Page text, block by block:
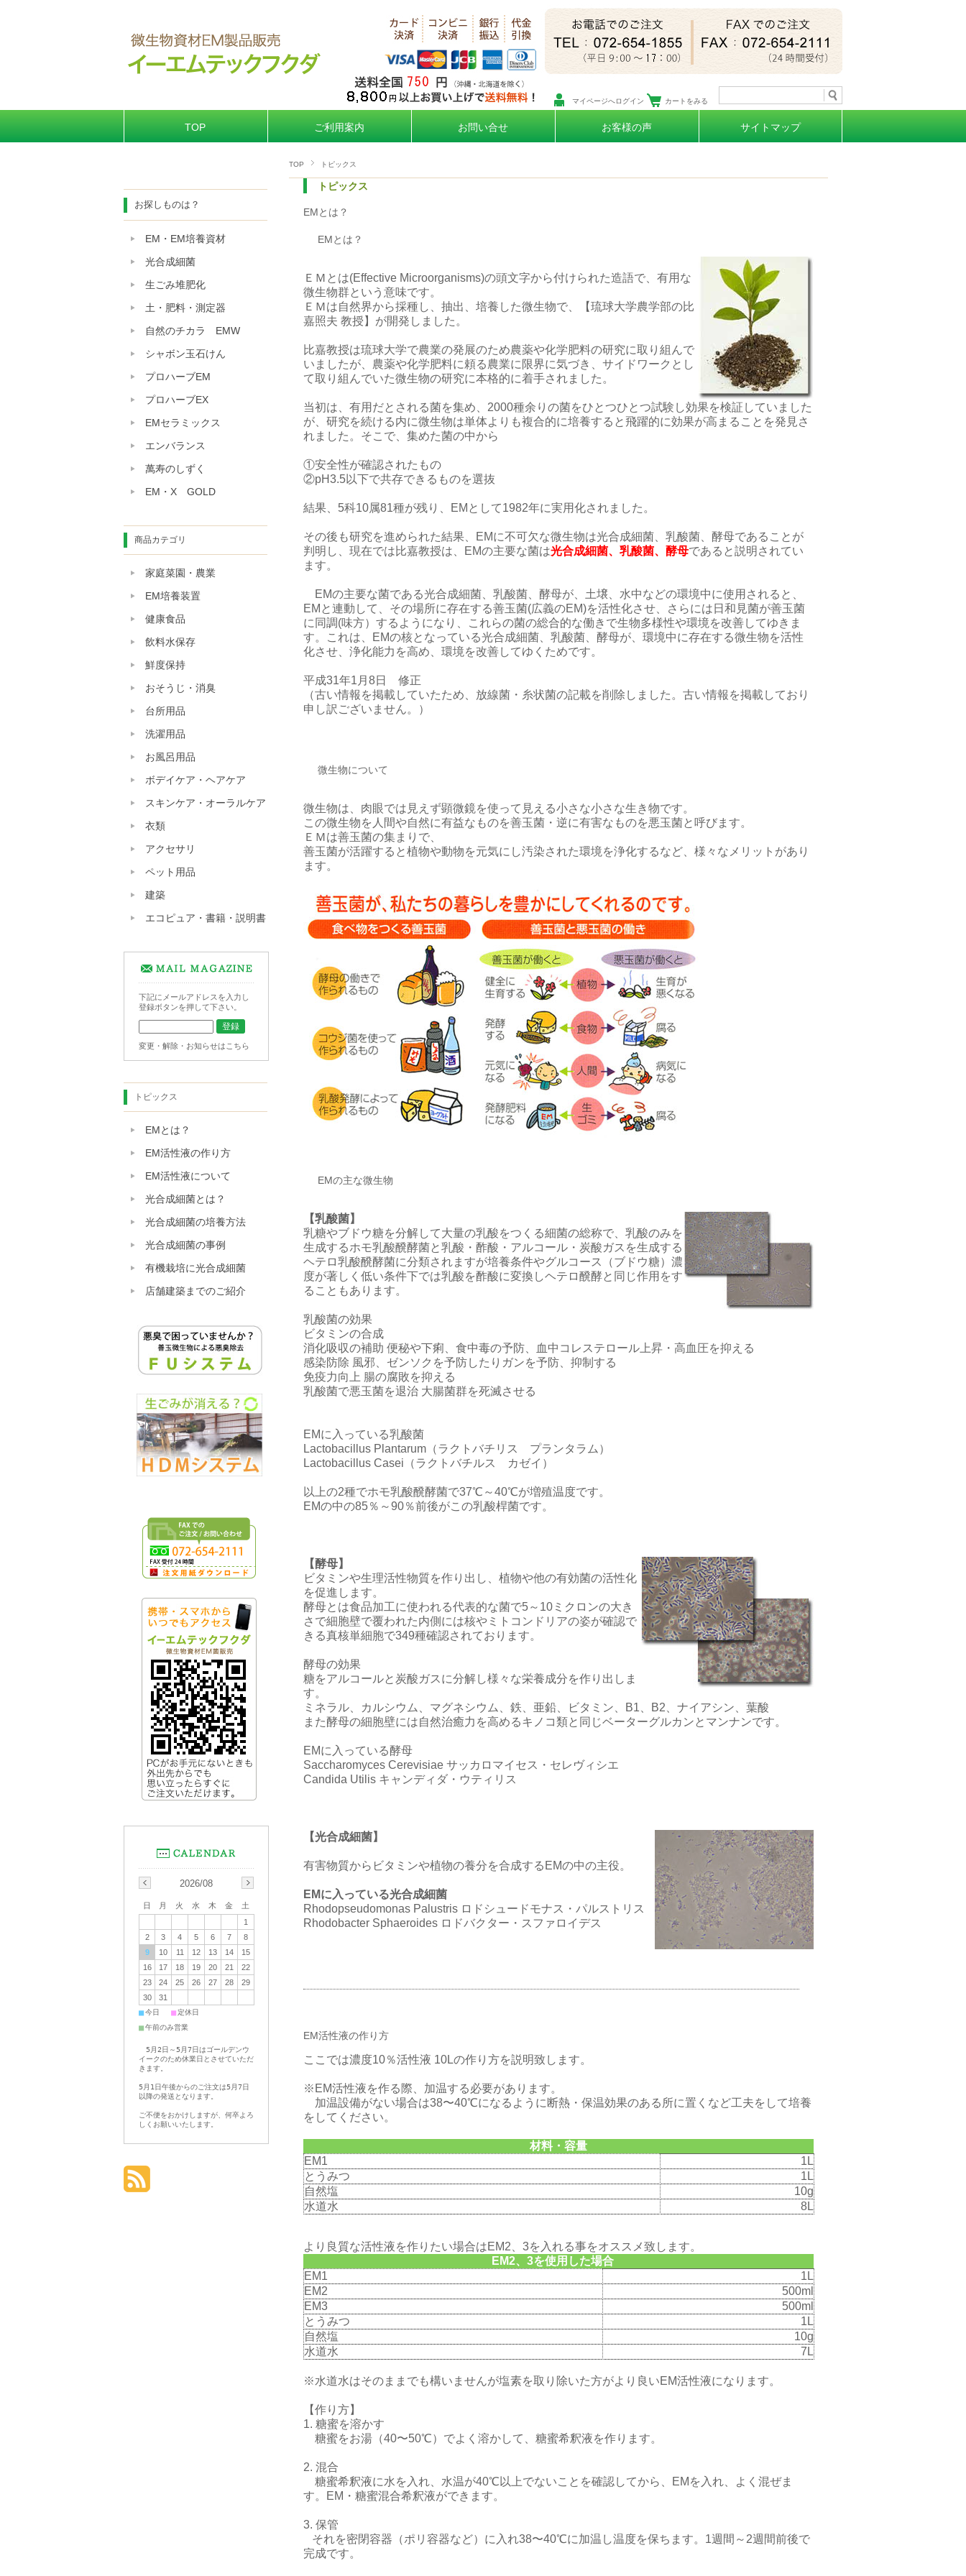
マイページへログイン カートをみる
TOP ご利用案内 お問い合せ お客様の声 サイトマップ
TOP トピックス
トピックス
EMとは？
EMとは？
ＥＭとは(Effective Microorganisms)の頭文字から付けられた造語で、有用な
微生物群という意味です。
ＥＭは自然界から採種し、抽出、培養した微生物で、【琉球大学農学部の比
嘉照夫 教授】が開発しました。
比嘉教授は琉球大学で農業の発展のため農薬や化学肥料の研究に取り組んで
いましたが、農薬や化学肥料に頼る農業に限界に気づき、サイドワークとし
て取り組んでいた微生物の研究に本格的に着手されました。
当初は、有用だとされる菌を集め、2000種余りの菌をひとつひとつ試験し効果を検証していました
が、研究を続ける内に微生物は単体よりも複合的に培養すると飛躍的に効果が高まることを発見さ
れました。そこで、集めた菌の中から
①安全性が確認されたもの
②pH3.5以下で共存できるものを選抜
結果、5科10属81種が残り、EMとして1982年に実用化されました。
その後も研究を進められた結果、EMに不可欠な微生物は光合成細菌、乳酸菌、酵母であることが
判明し、現在では比嘉教授は、EMの主要な菌は光合成細菌、乳酸菌、酵母であると説明されてい
ます。
EMの主要な菌である光合成細菌、乳酸菌、酵母が、土壌、水中などの環境中に使用されると、
EMと連動して、その場所に存在する善玉菌(広義のEM)を活性化させ、さらには日和見菌が善玉菌
に同調(味方）するようになり、これらの菌の総合的な働きで生物多様性や環境を改善してゆきま
す。これは、EMの核となっている光合成細菌、乳酸菌、酵母が、環境中に存在する微生物を活性
化させ、浄化能力を高め、環境を改善してゆくためです。
平成31年1月8日 修正
（古い情報を掲載していたため、放線菌・糸状菌の記載を削除しました。古い情報を掲載しており
申し訳ございません。）
微生物について
微生物は、肉眼では見えず顕微鏡を使って見える小さな小さな生き物です。
この微生物を人間や自然に有益なものを善玉菌・逆に有害なものを悪玉菌と呼びます。
ＥＭは善玉菌の集まりで、
善玉菌が活躍すると植物や動物を元気にし汚染された環境を浄化するなど、様々なメリットがあり
ます。
EMの主な微生物
【乳酸菌】
乳糖やブドウ糖を分解して大量の乳酸をつくる細菌の総称で、乳酸のみを
生成するホモ乳酸醗酵菌と乳酸・酢酸・アルコール・炭酸ガスを生成する
ヘテロ乳酸醗酵菌に分類されますが培養条件やグルコース（ブドウ糖）濃
度が著しく低い条件下では乳酸を酢酸に変換しヘテロ醗酵と同じ作用をす
ることもあります。
乳酸菌の効果
ビタミンの合成
消化吸収の補助 便秘や下痢、食中毒の予防、血中コレステロール上昇・高血圧を抑える
感染防除 風邪、ゼンソクを予防したりガンを予防、抑制する
免疫力向上 腸の腐敗を抑える
乳酸菌で悪玉菌を退治 大腸菌群を死滅させる
EMに入っている乳酸菌
Lactobacillus Plantarum（ラクトバチリス プランタラム）
Lactobacillus Casei（ラクトバチルス カゼイ）
以上の2種でホモ乳酸醗酵菌で37℃～40℃が増殖温度です。
EMの中の85％～90％前後がこの乳酸桿菌です。
【酵母】
ビタミンや生理活性物質を作り出し、植物や他の有効菌の活性化
を促進します。
酵母とは食品加工に使われる代表的な菌で5～10ミクロンの大き
さで細胞壁で覆われた内側には核やミトコンドリアの姿が確認で
きる真核単細胞で349種確認されております。
酵母の効果
糖をアルコールと炭酸ガスに分解し様々な栄養成分を作り出しま
す。
ミネラル、カルシウム、マグネシウム、鉄、亜鉛、ビタミン、B1、B2、ナイアシン、葉酸
また酵母の細胞壁には自然治癒力を高めるキノコ類と同じベーターグルカンとマンナンです。
EMに入っている酵母
Saccharomyces Cerevisiae サッカロマイセス・セレヴィシエ
Candida Utilis キャンディダ・ウティリス
【光合成細菌】
有害物質からビタミンや植物の養分を合成するEMの中の主役。
EMに入っている光合成細菌
Rhodopseudomonas Palustris ロドシュードモナス・パルストリス
Rhodobacter Sphaeroides ロドバクター・スファロイデス
EM活性液の作り方
ここでは濃度10％活性液 10Lの作り方を説明致します。
※EM活性液を作る際、加温する必要があります。
加温設備がない場合は38〜40℃になるように断熱・保温効果のある所に置くなど工夫をして培養
をしてください。
材料・容量
EM1
1L
とうみつ
1L
自然塩
10g
水道水
8L
より良質な活性液を作りたい場合はEM2、3を入れる事をオススメ致します。
EM2、3を使用した場合
EM1
1L
EM2
500ml
EM3
500ml
とうみつ
1L
自然塩
10g
水道水
7L
※水道水はそのままでも構いませんが塩素を取り除いた方がより良いEM活性液になります。
【作り方】
1. 糖蜜を溶かす
糖蜜をお湯（40〜50℃）でよく溶かして、糖蜜希釈液を作ります。
2. 混合
糖蜜希釈液に水を入れ、水温が40℃以上でないことを確認してから、EMを入れ、よく混ぜま
す。EM・糖蜜混合希釈液ができます。
3. 保管
それを密閉容器（ポリ容器など）に入れ38〜40℃に加温し温度を保ちます。1週間～2週間前後で
完成です。
お探しものは？
EM・EM培養資材
光合成細菌
生ごみ堆肥化
土・肥料・測定器
自然のチカラ EMW
シャボン玉石けん
プロハーブEM
プロハーブEX
EMセラミックス
エンバランス
萬寿のしずく
EM・X GOLD
商品カテゴリ
家庭菜園・農業
EM培養装置
健康食品
飲料水保存
鮮度保持
おそうじ・消臭
台所用品
洗濯用品
お風呂用品
ボデイケア・ヘアケア
スキンケア・オーラルケア
衣類
アクセサリ
ペット用品
建築
エコピュア・書籍・説明書
下記にメールアドレスを入力し
登録ボタンを押して下さい。
変更・解除・お知らせはこちら
トピックス
EMとは？
EM活性液の作り方
EM活性液について
光合成細菌とは？
光合成細菌の培養方法
光合成細菌の事例
有機栽培に光合成細菌
店舗建築までのご紹介
2026/08
日 月 火 水 木 金
土
1
2
3 4 5 6 7
8
9
10 11 12 13 14
15
16
17 18 19 20 21
22
23
24 25 26 27 28
29
30
31
■今日 ■定休日
■午前のみ営業
5月2日～5月7日はゴールデンウ
イークのため休業日とさせていただ
きます。
5月1日午後からのご注文は5月7日
以降の発送となります。
ご不便をおかけしますが、何卒よろ
しくお願いいたします。